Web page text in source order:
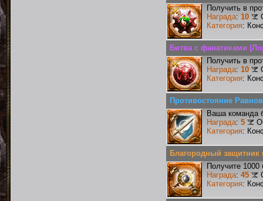
Получить в
Награда: 10
Категория:
Битва с фанатиками
Получить в
Награда: 10
Категория:
Противостояние
Ваша команда
Награда: 5
Категория:
Благородный защитник
Получите 1000
Награда: 45
Категория: